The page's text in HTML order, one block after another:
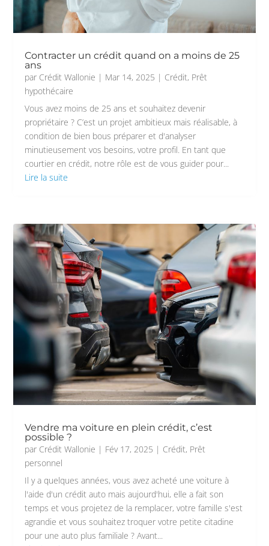
Contracter un crédit quand on a moins de 25
ans
par Crédit Wallonie | Mar 14, 2025 | Crédit, Prêt
hypothécaire
Vous avez moins de 25 ans et souhaitez devenir
propriétaire ? C’est un projet ambitieux mais réalisable, à
condition de bien bous préparer et d'analyser
minutieusement vos besoins, votre profil. En tant que
courtier en crédit, notre rôle est de vous guider pour...
Lire la suite
Vendre ma voiture en plein crédit, c’est
possible ?
par Crédit Wallonie | Fév 17, 2025 | Crédit, Prêt
personnel
Il y a quelques années, vous avez acheté une voiture à
l'aide d'un crédit auto mais aujourd'hui, elle a fait son
temps et vous projetez de la remplacer, votre famille s'est
agrandie et vous souhaitez troquer votre petite citadine
pour une auto plus familiale ? Avant...